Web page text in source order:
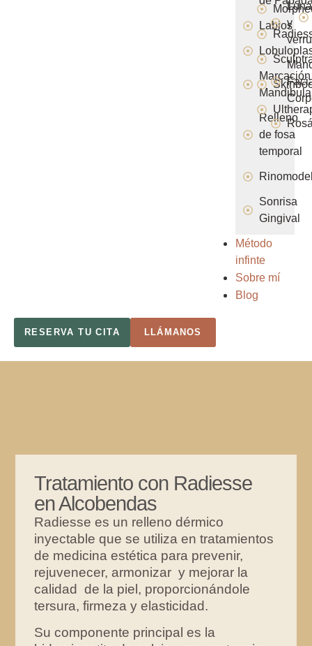
Labios
Marcación
Relleno
de fosa
temporal
Sonrisa
Gingival
y
Método
infinte
Sobre mí
Blog
RESERVA TU CITA LLÁMANOS
Tratamiento con Radiesse
en Alcobendas
Radiesse es un relleno dérmico
inyectable que se utiliza en tratamientos
de medicina estética para prevenir,
rejuvenecer, armonizar y mejorar la
calidad de la piel, proporcionándole
tersura, firmeza y elasticidad.
Su componente principal es la